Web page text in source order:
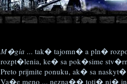
M�gia ... tak� tajomn� a pln�
rozpt�lenia, ke� sa pok�sime
Preto prijmite ponuku, ak� sa
Va�e meno ... nezna�� toti� ni�